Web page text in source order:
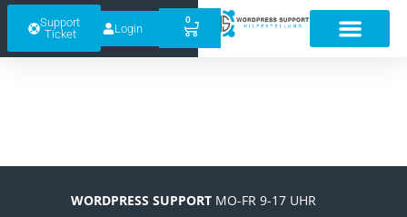
Support
Ticket
Login
0
WORDPRESS SUPPORT MO-FR 9-17 UHR